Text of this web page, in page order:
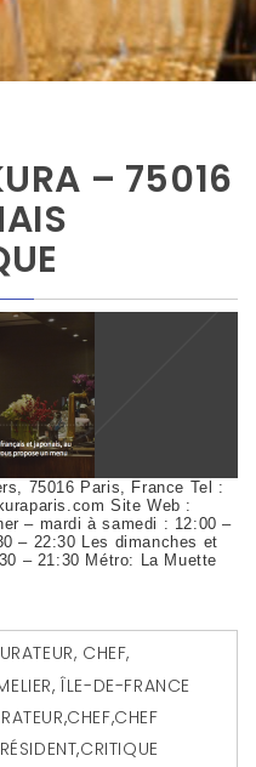
– 75016
75016 Paris, France Tel :
Site Web :
– mardi à samedi : 12:00 –
– 22:30 Les dimanches et
– 21:30 Métro: La Muette
CHEF,
,ÎLE-DE-FRANCE
,CHEF,CHEF
,CRITIQUE